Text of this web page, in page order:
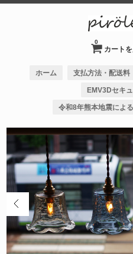
カート
0
ホーム 支払方法・配送料
EMV3Dセキ
令和8年熊本地震によ